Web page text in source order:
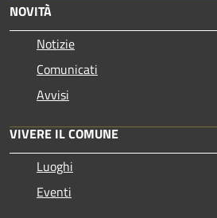
NOVITÀ
Notizie
Comunicati
Avvisi
VIVERE IL COMUNE
Luoghi
Eventi